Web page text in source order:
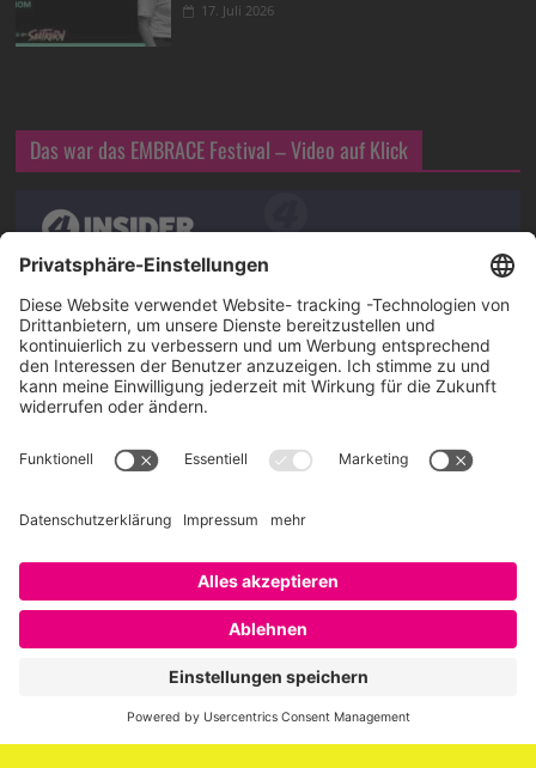
17. Juli 2026
Das war das EMBRACE Festival – Video auf Klick
Über SAATKORN
SAATKORN ist der Blog von Gero Hesse. Seit 2009 schreibt
er über die Themen Employer Branding,